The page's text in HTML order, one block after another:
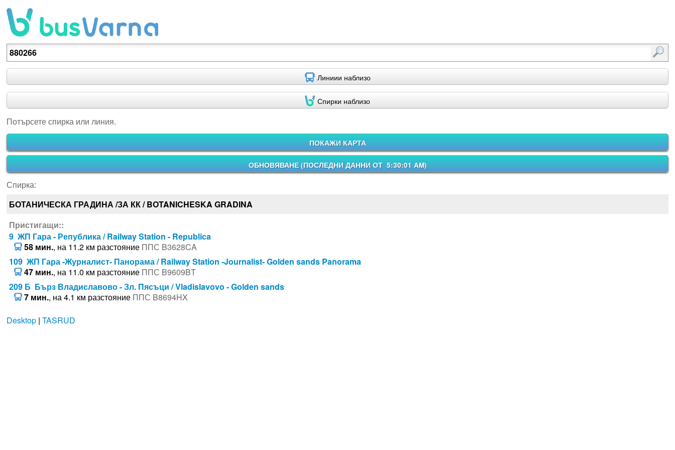
Потърсете спирка или линия.
Линиии наблизо
Спирки наблизо
Потърсете спирка или линия.
ПОКАЖИ КАРТА
ОБНОВЯВАНЕ (ПОСЛЕДНИ ДАННИ ОТ 5:30:01 AM)
Спирка:
БОТАНИЧЕСКА ГРАДИНА /ЗА КК / BOTANICHESKA GRADINA
Пристигащи::
9 ЖП Гара - Република / Railway Station - Republica
58 мин., на 11.2 км разстояние ППС B3628CA
109 ЖП Гара -Журналист- Панорама / Railway Station -Journalist- Golden sands Panorama
47 мин., на 11.0 км разстояние ППС B9609BT
209 Б Бърз Владиславово - Зл. Пясъци / Vladislavovo - Golden sands
7 мин., на 4.1 км разстояние ППС B8694HX
Desktop| TASRUD